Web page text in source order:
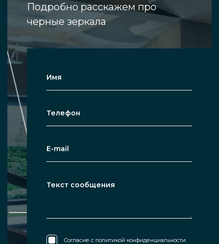
Подробно расскажем про
черные зеркала
Согласие с политикой конфиденциальности